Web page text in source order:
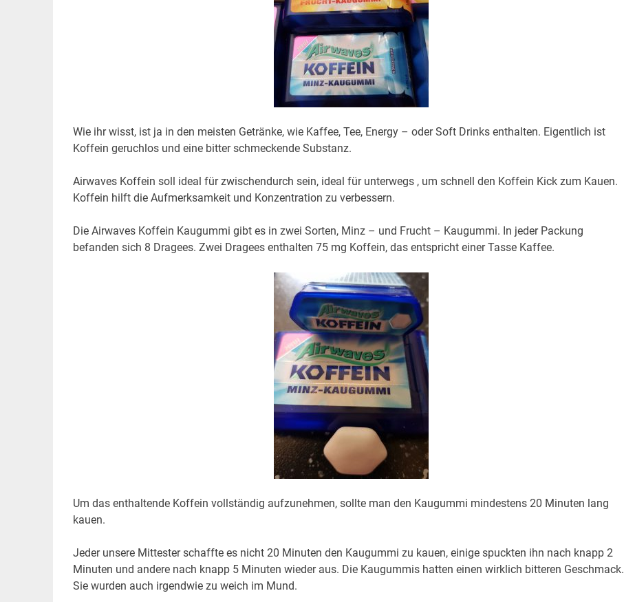
Wie ihr wisst, ist ja in den meisten Getränke, wie Kaffee, Tee, Energy – oder Soft Drinks enthalten. Eigentlich ist
Koffein geruchlos und eine bitter schmeckende Substanz.
Airwaves Koffein soll ideal für zwischendurch sein, ideal für unterwegs , um schnell den Koffein Kick zum Kauen.
Koffein hilft die Aufmerksamkeit und Konzentration zu verbessern.
Die Airwaves Koffein Kaugummi gibt es in zwei Sorten, Minz – und Frucht – Kaugummi. In jeder Packung
befanden sich 8 Dragees. Zwei Dragees enthalten 75 mg Koffein, das entspricht einer Tasse Kaffee.
Um das enthaltende Koffein vollständig aufzunehmen, sollte man den Kaugummi mindestens 20 Minuten lang
kauen.
Jeder unsere Mittester schaffte es nicht 20 Minuten den Kaugummi zu kauen, einige spuckten ihn nach knapp 2
Minuten und andere nach knapp 5 Minuten wieder aus. Die Kaugummis hatten einen wirklich bitteren Geschmack.
Sie wurden auch irgendwie zu weich im Mund.